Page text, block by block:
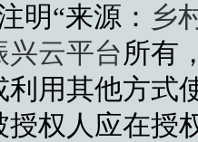
明“来源： 乡
兴云平台所有
利用其他方式
授权人应在授